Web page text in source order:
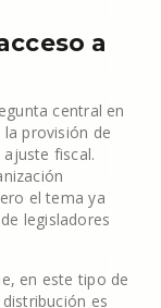
a
central en
provisión de
fiscal.
el tema ya
legisladores
en este tipo de
es